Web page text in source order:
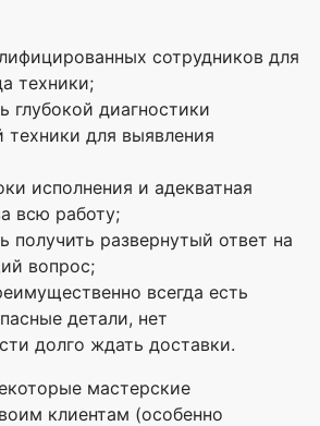
сотрудников для
техники;
глубокой диагностики
техники для выявления
исполнения и адекватная
всю работу;
получить развернутый ответ на
вопрос;
всегда есть
детали, нет
долго ждать доставки.
мастерские
клиентам (особенно